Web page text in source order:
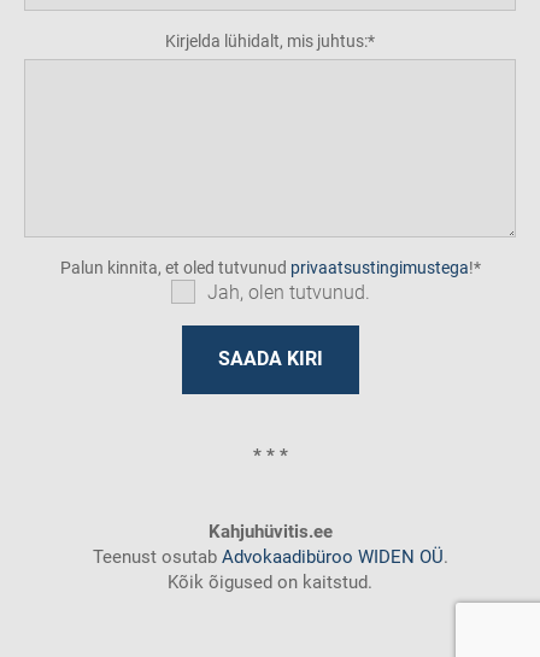
Kirjelda lühidalt, mis juhtus:
Palun kinnita, et oled tutvunud privaatsustingimustega!
Jah, olen tutvunud.
* * *
Kahjuhüvitis.ee
Teenust osutabAdvokaadibüroo WIDEN OÜ.
Kõik õigused on kaitstud.